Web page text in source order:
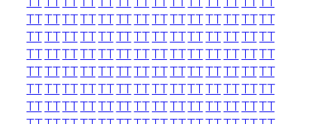
TTTTTTTTTTTTTTTTTTTTTTTTTTTT
TTTTTTTTTTTTTTTTTTTTTTTTTTTT
TTTTTTTTTTTTTTTTTTTTTTTTTTTT
TTTTTTTTTTTTTTTTTTTTTTTTTTTT
TTTTTTTTTTTTTTTTTTTTTTTTTTTT
TTTTTTTTTTTTTTTTTTTTTTTTTTTT